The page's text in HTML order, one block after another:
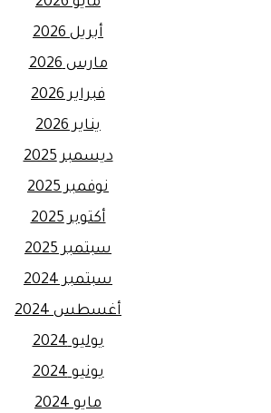
أبريل 2026
مارس 2026
فبراير 2026
يناير 2026
ديسمبر 2025
نوفمبر 2025
أكتوبر 2025
سبتمبر 2025
سبتمبر 2024
أغسطس 2024
يوليو 2024
يونيو 2024
مايو 2024